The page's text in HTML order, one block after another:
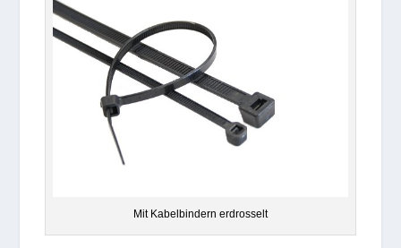
Mit Kabel­bin­dern erdrosselt